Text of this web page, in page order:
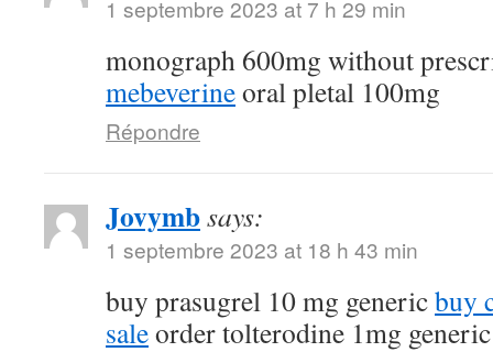
1 septembre 2023 at 7 h 29 min
monograph 600mg without
mebeverineoral pletal 100mg
Répondre
Jovymbsays:
1 septembre 2023 at 18 h 43 min
buy prasugrel 10 mg genericbuy
saleorder tolterodine 1mg generic